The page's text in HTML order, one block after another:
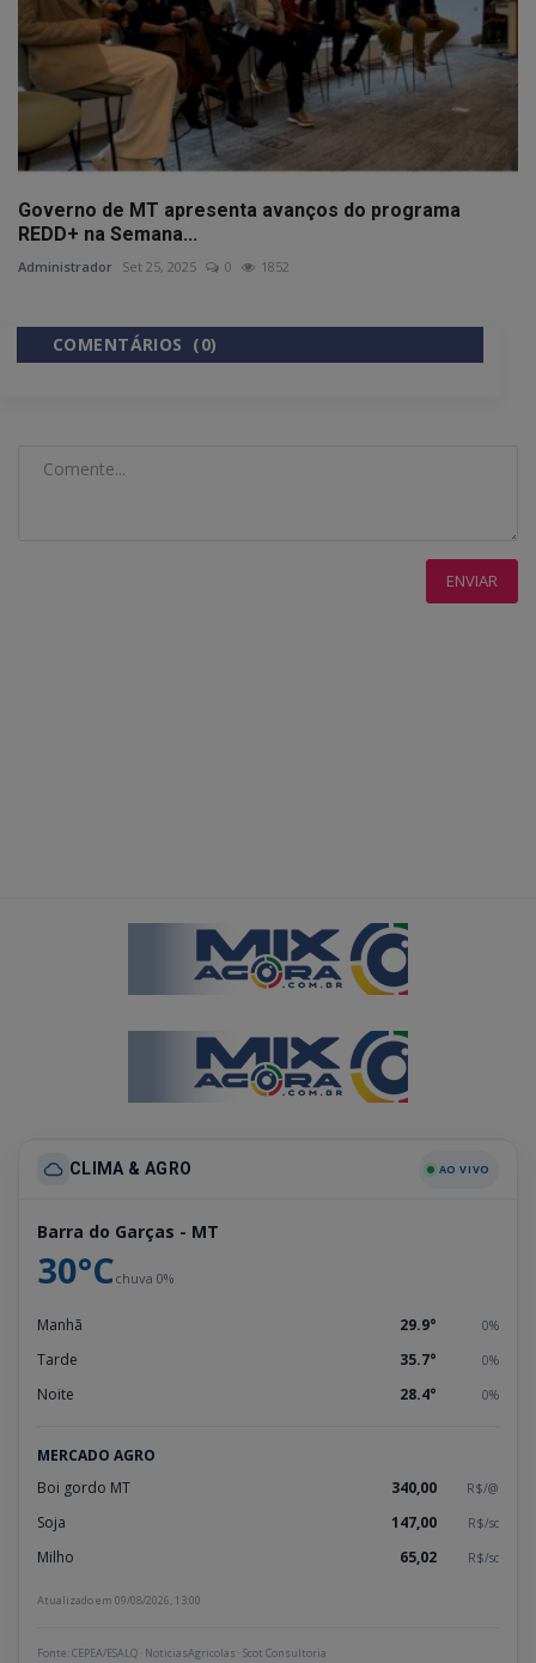
Governo de MT apresenta avanços do programa
REDD+ na Semana...
Administrador Set 25, 2025 0 1852
COMENTÁRIOS (0)
ENVIAR
CLIMA & AGRO AO VIVO
Barra do Garças - MT
30°Cchuva 0%
Manhã 29.9° 0%
Tarde 35.7° 0%
Noite 28.4° 0%
MERCADO AGRO
Boi gordo MT
340,00 R$/@
Soja 147,00 R$/sc
Milho 65,02 R$/sc
Atualizado em 09/08/2026, 13:00
Fonte: CEPEA/ESALQ · NoticiasAgricolas · Scot Consultoria